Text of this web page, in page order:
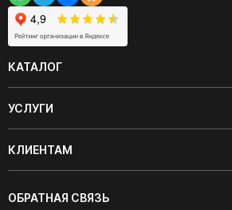
КАТАЛОГ
УСЛУГИ
КЛИЕНТАМ
ОБРАТНАЯ СВЯЗЬ